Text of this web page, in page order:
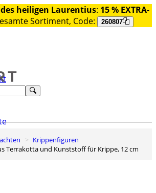
heiligen Laurentius: 15 % EXTRA-
Sortiment, Code: 260807
Krippenfiguren
Terrakotta und Kunststoff für Krippe, 12 cm